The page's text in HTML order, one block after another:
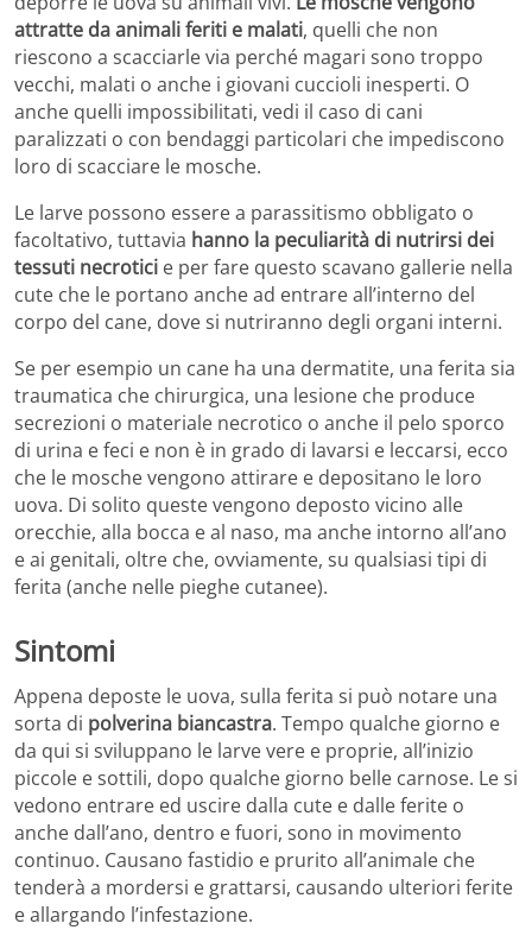
attratte da animali feriti e malati, quelli che non
riescono a scacciarle via perché magari sono troppo
vecchi, malati o anche i giovani cuccioli inesperti. O
anche quelli impossibilitati, vedi il caso di cani
paralizzati o con bendaggi particolari che impediscono
loro di scacciare le mosche.
Le larve possono essere a parassitismo obbligato o
facoltativo, tuttavia hanno la peculiarità di nutrirsi dei
tessuti necrotici e per fare questo scavano gallerie nella
cute che le portano anche ad entrare all’interno del
corpo del cane, dove si nutriranno degli organi interni.
Se per esempio un cane ha una dermatite, una ferita sia
traumatica che chirurgica, una lesione che produce
secrezioni o materiale necrotico o anche il pelo sporco
di urina e feci e non è in grado di lavarsi e leccarsi, ecco
che le mosche vengono attirare e depositano le loro
uova. Di solito queste vengono deposto vicino alle
orecchie, alla bocca e al naso, ma anche intorno all’ano
e ai genitali, oltre che, ovviamente, su qualsiasi tipi di
ferita (anche nelle pieghe cutanee).
Sintomi
Appena deposte le uova, sulla ferita si può notare una
sorta di polverina biancastra. Tempo qualche giorno e
da qui si sviluppano le larve vere e proprie, all’inizio
piccole e sottili, dopo qualche giorno belle carnose. Le si
vedono entrare ed uscire dalla cute e dalle ferite o
anche dall’ano, dentro e fuori, sono in movimento
continuo. Causano fastidio e prurito all’animale che
tenderà a mordersi e grattarsi, causando ulteriori ferite
e allargando l’infestazione.